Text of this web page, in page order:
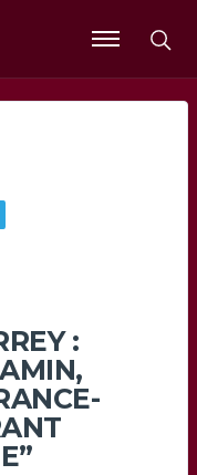
Ouvrir
le
: